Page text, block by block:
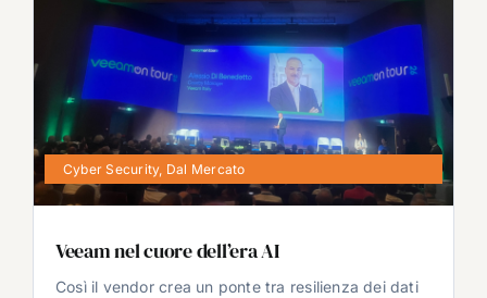
Cyber Security, Dal Mercato
Veeam nel cuore dell’era AI
Così il vendor crea un ponte tra resilienza dei dati